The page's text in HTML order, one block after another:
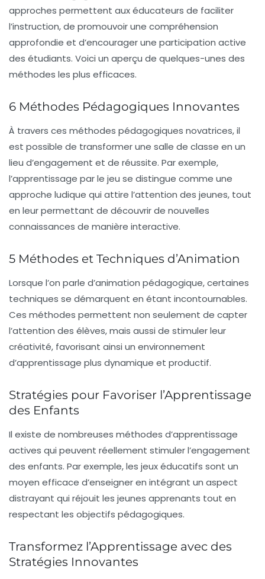
approches permettent aux éducateurs de faciliter
l’instruction, de promouvoir une compréhension
approfondie et d’encourager une participation active
des étudiants. Voici un aperçu de quelques-unes des
méthodes les plus efficaces.
6 Méthodes Pédagogiques Innovantes
À travers ces méthodes pédagogiques novatrices, il
est possible de transformer une salle de classe en un
lieu d’engagement et de réussite. Par exemple,
l’apprentissage par le jeu se distingue comme une
approche ludique qui attire l’attention des jeunes, tout
en leur permettant de découvrir de nouvelles
connaissances de manière interactive.
5 Méthodes et Techniques d’Animation
Lorsque l’on parle d’animation pédagogique, certaines
techniques se démarquent en étant incontournables.
Ces méthodes permettent non seulement de capter
l’attention des élèves, mais aussi de stimuler leur
créativité, favorisant ainsi un environnement
d’apprentissage plus dynamique et productif.
Stratégies pour Favoriser l’Apprentissage
des Enfants
Il existe de nombreuses méthodes d’apprentissage
actives qui peuvent réellement stimuler l’engagement
des enfants. Par exemple, les jeux éducatifs sont un
moyen efficace d’enseigner en intégrant un aspect
distrayant qui réjouit les jeunes apprenants tout en
respectant les objectifs pédagogiques.
Transformez l’Apprentissage avec des
Stratégies Innovantes